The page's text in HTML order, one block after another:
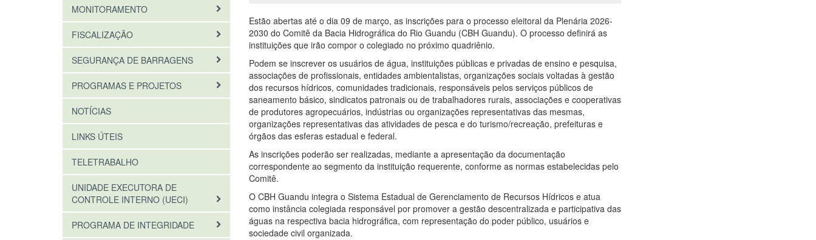
MONITORAMENTO
FISCALIZAÇÃO
SEGURANÇA DE BARRAGENS
PROGRAMAS E PROJETOS
NOTÍCIAS
LINKS ÚTEIS
TELETRABALHO
UNIDADE EXECUTORA DE
CONTROLE INTERNO (UECI)
PROGRAMA DE INTEGRIDADE
Estão abertas até o dia 09 de março, as inscrições para o processo eleitoral da Plenária 2026-
2030 do Comitê da Bacia Hidrográfica do Rio Guandu (CBH Guandu). O processo definirá as
instituições que irão compor o colegiado no próximo quadriênio.
Podem se inscrever os usuários de água, instituições públicas e privadas de ensino e pesquisa,
associações de profissionais, entidades ambientalistas, organizações sociais voltadas à gestão
dos recursos hídricos, comunidades tradicionais, responsáveis pelos serviços públicos de
saneamento básico, sindicatos patronais ou de trabalhadores rurais, associações e cooperativas
de produtores agropecuários, indústrias ou organizações representativas das mesmas,
organizações representativas das atividades de pesca e do turismo/recreação, prefeituras e
órgãos das esferas estadual e federal.
As inscrições poderão ser realizadas, mediante a apresentação da documentação
correspondente ao segmento da instituição requerente, conforme as normas estabelecidas pelo
Comitê.
O CBH Guandu integra o Sistema Estadual de Gerenciamento de Recursos Hídricos e atua
como instância colegiada responsável por promover a gestão descentralizada e participativa das
águas na respectiva bacia hidrográfica, com representação do poder público, usuários e
sociedade civil organizada.